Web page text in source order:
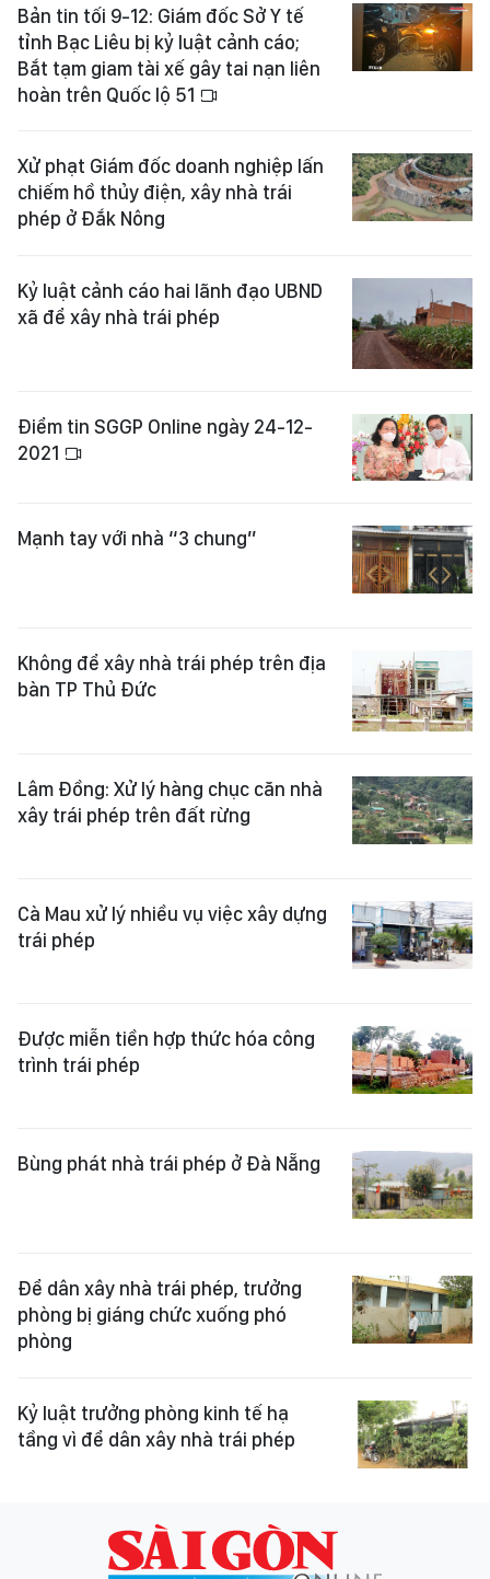
Bản tin tối 9-12: Giám đốc Sở Y tế
tỉnh Bạc Liêu bị kỷ luật cảnh cáo;
Bắt tạm giam tài xế gây tai nạn liên
hoàn trên Quốc lộ 51
Xử phạt Giám đốc doanh nghiệp lấn
chiếm hồ thủy điện, xây nhà trái
phép ở Đắk Nông
Kỷ luật cảnh cáo hai lãnh đạo UBND
xã để xây nhà trái phép
Điểm tin SGGP Online ngày 24-12-
2021
Mạnh tay với nhà “3 chung”
Không để xây nhà trái phép trên địa
bàn TP Thủ Đức
Lâm Đồng: Xử lý hàng chục căn nhà
xây trái phép trên đất rừng
Cà Mau xử lý nhiều vụ việc xây dựng
trái phép
Được miễn tiền hợp thức hóa công
trình trái phép
Bùng phát nhà trái phép ở Đà Nẵng
Để dân xây nhà trái phép, trưởng
phòng bị giáng chức xuống phó
phòng
Kỷ luật trưởng phòng kinh tế hạ
tầng vì để dân xây nhà trái phép